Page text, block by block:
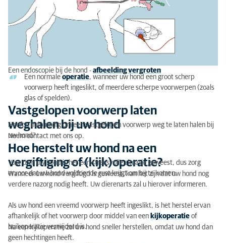
Een endoscopie bij de hond - afbeelding vergroten
Een normale operatie, wanneer uw hond een groot scherp
voorwerp heeft ingeslikt, of meerdere scherpe voorwerpen (zoals
glas of spelden).
Vastgelopen voorwerp laten
weghalen bij uw hond
Heeft u hulp nodig om een vastgelopen voorwerp weg te laten halen bij
uw hond?
Neem contact met ons op.
Hoe herstelt uw hond na een
vergiftiging of (kijk)operatie?
Voor u en uw hond is het een stressvolle situatie geweest, dus zorg
ervoor dat uw hond voldoende rust krijgt om bij te komen.
Wanneer uw hond vergiftigd is geweest, kan het zijn dat uw hond nog
verdere nazorg nodig heeft. Uw dierenarts zal u hierover informeren.
Als uw hond een vreemd voorwerp heeft ingeslikt, is het herstel ervan
afhankelijk of het voorwerp door middel van een kijkoperatie of
buikoperatie verwijderd is.
Na een kijkoperatie zal uw hond sneller herstellen, omdat uw hond dan
geen hechtingen heeft.